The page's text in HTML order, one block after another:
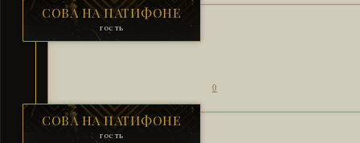
СОВА НА ПАТИФОНЕ
гость
0
СОВА НА ПАТИФОНЕ
гость